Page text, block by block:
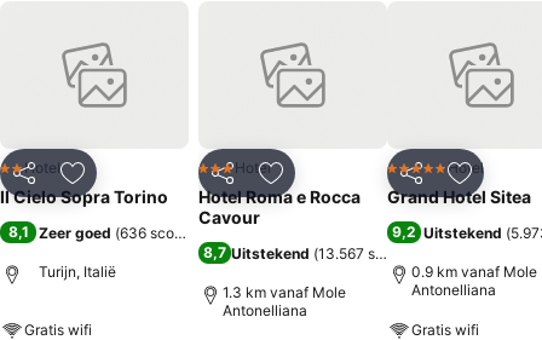
Delen Toevoegen aan favorieten
2 Sterren
Hotel
Il Cielo Sopra Torino
8,1 Zeer goed (636 scores
Turijn, Italië
Gratis wifi
Delen Toevoegen aan favorieten
3 Sterren
Hotel
Hotel Roma e Rocca
Cavour
8,7 Uitstekend (13.567 scores
1.3 km vanaf Mole
Antonelliana
Delen
5 Sterren Hotel
Grand Hotel Sitea
9,2 Uitstekend (
0.9 km vanaf Mole
Antonelliana
Gratis wifi